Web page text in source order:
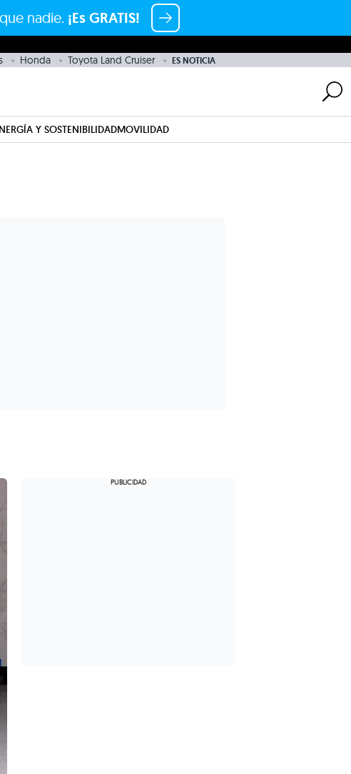
nadie. ¡Es GRATIS!
Honda Toyota Land Cruiser ES NOTICIA
Y SOSTENIBILIDADMOVILIDAD